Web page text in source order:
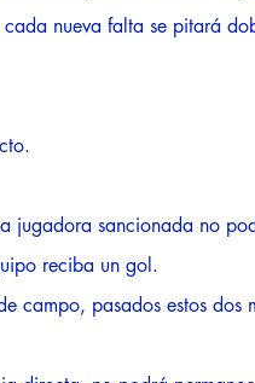
nueva falta se pitará
jugadora sancionada no
reciba un gol.
campo, pasados estos dos